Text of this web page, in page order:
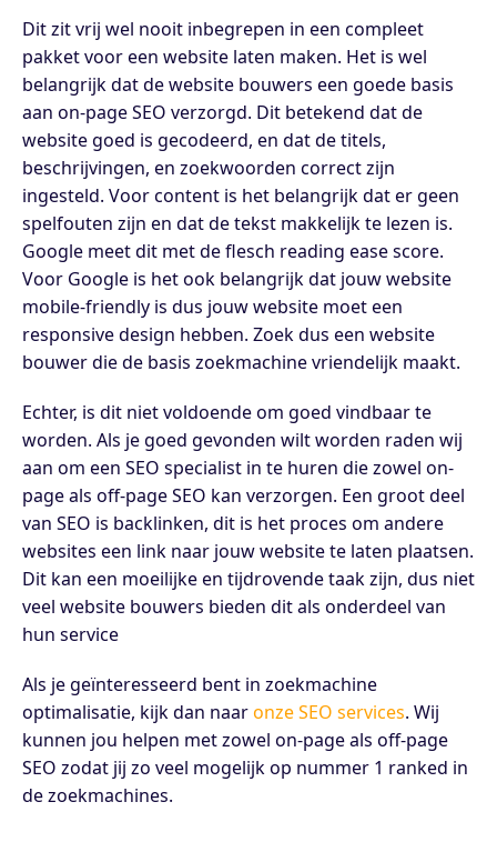
Dit zit vrij wel nooit inbegrepen in een compleet
pakket voor een website laten maken. Het is wel
belangrijk dat de website bouwers een goede basis
aan on-page SEO verzorgd. Dit betekend dat de
website goed is gecodeerd, en dat de titels,
beschrijvingen, en zoekwoorden correct zijn
ingesteld. Voor content is het belangrijk dat er geen
spelfouten zijn en dat de tekst makkelijk te lezen is.
Google meet dit met de flesch reading ease score.
Voor Google is het ook belangrijk dat jouw website
mobile-friendly is dus jouw website moet een
responsive design hebben. Zoek dus een website
bouwer die de basis zoekmachine vriendelijk maakt.
Echter, is dit niet voldoende om goed vindbaar te
worden. Als je goed gevonden wilt worden raden wij
aan om een SEO specialist in te huren die zowel on-
page als off-page SEO kan verzorgen. Een groot deel
van SEO is backlinken, dit is het proces om andere
websites een link naar jouw website te laten plaatsen.
Dit kan een moeilijke en tijdrovende taak zijn, dus niet
veel website bouwers bieden dit als onderdeel van
hun service
Als je geïnteresseerd bent in zoekmachine
optimalisatie, kijk dan naaronze SEO services. Wij
kunnen jou helpen met zowel on-page als off-page
SEO zodat jij zo veel mogelijk op nummer 1 ranked in
de zoekmachines.